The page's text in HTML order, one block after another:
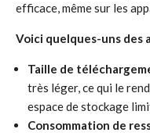
efficace, même sur les
Voici quelques-uns des
Taille de
très léger, ce qui le
espace de stockage
Consommation de